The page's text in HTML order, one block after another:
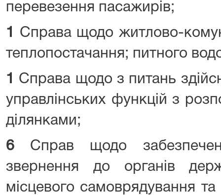
перевезення пасажирів;
1
Справа щодо житлово-
теплопостачання; питного
1
Справа щодо з питань
управлінських функцій з
ділянками;
6 Справ щодо
звернення до органів
місцевого самоврядування